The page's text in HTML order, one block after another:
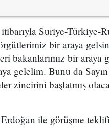
Suriye-Türkiye-
bir araya
bakanlarımız bir araya
gelelim. Bunu da
zincirini başlatmış
Erdoğan ile görüşme